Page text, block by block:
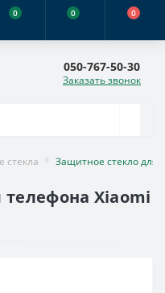
0 0 0
050-767-50-30
Заказать звонок
стекла Защитное стекло для
Xiaomi